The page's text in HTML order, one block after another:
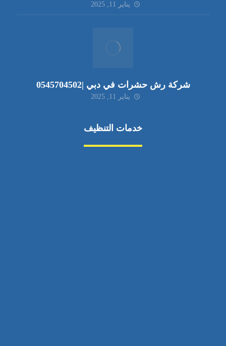
يناير 11, 2025
شركة رش حشرات في دبي |0545704502
يناير 11, 2025
خدمات التنظيف